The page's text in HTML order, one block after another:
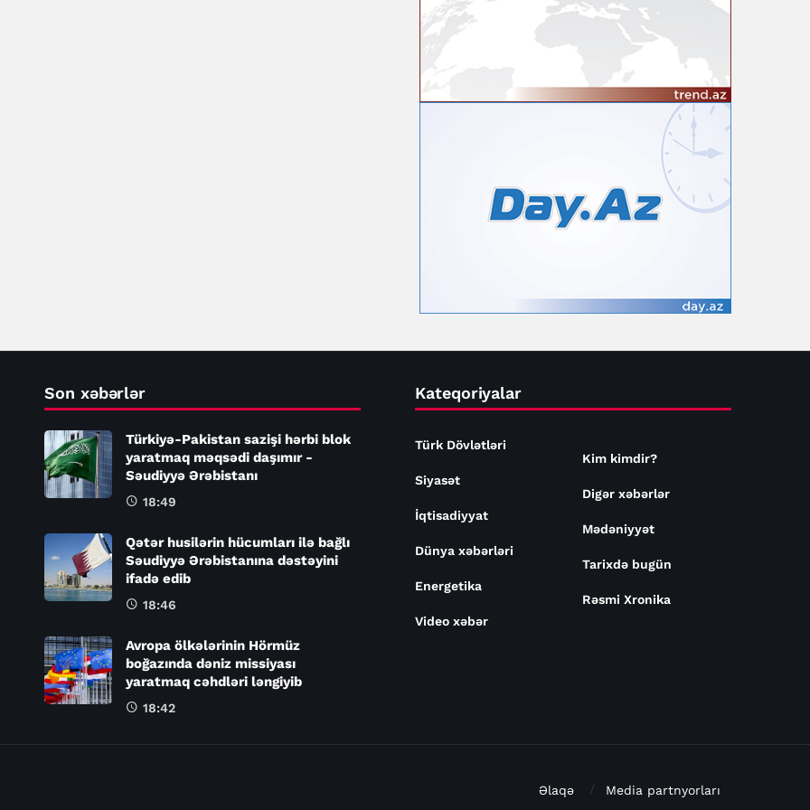
Son xəbərlər
Türkiyə-Pakistan sazişi hərbi blok
yaratmaq məqsədi daşımır -
Səudiyyə Ərəbistanı
18:49
Qətər husilərin hücumları ilə bağlı
Səudiyyə Ərəbistanına dəstəyini
ifadə edib
18:46
Avropa ölkələrinin Hörmüz
boğazında dəniz missiyası
yaratmaq cəhdləri ləngiyib
18:42
Kateqoriyalar
Türk Dövlətləri
Siyasət
İqtisadiyyat
Dünya xəbərləri
Energetika
Video xəbər
Kim kimdir?
Digər xəbərlər
Mədəniyyət
Tarixdə bugün
Rəsmi Xronika
Əlaqə Media partnyorları